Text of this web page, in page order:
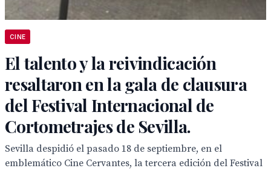
CINE
El talento y la reivindicación
resaltaron en la gala de clausura
del Festival Internacional de
Cortometrajes de Sevilla.
Sevilla despidió el pasado 18 de septiembre, en el
emblemático Cine Cervantes, la tercera edición del Festival